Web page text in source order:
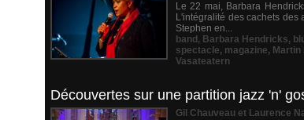
Le 22 mai, Barbara
L'intégralité des cachets
Stephen en...
band , Barbara Hendricks,
spectacle, magazine, Martin
Vasateatern
Découvertes sur une partition jazz 'n'
Gil Chauveau et Laurence